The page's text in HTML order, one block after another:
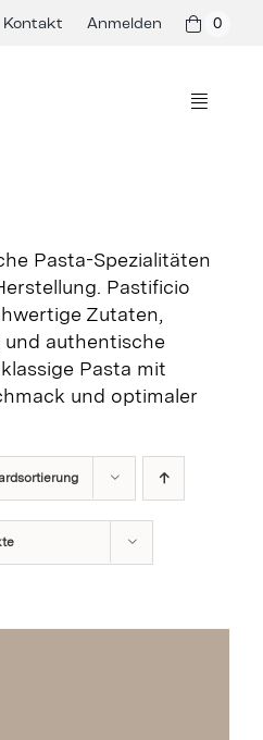
Kontakt Anmelden 0
Toggle
Shop
Presse & Events
Rezepte
Stay in Touch
Pasta-Spezialitäten
Pastificio
Zutaten,
und authentische
Pasta mit
und optimaler